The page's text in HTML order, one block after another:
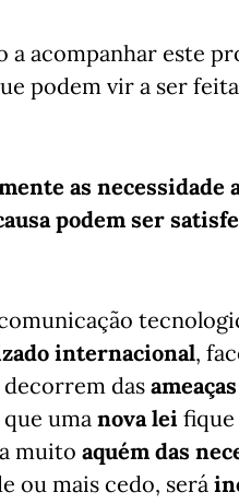
a acompanhar este
podem vir a ser
as necessidade
podem ser
internacional,
decorrem das
uma nova lei fique
muito aquém das
ou mais cedo, será